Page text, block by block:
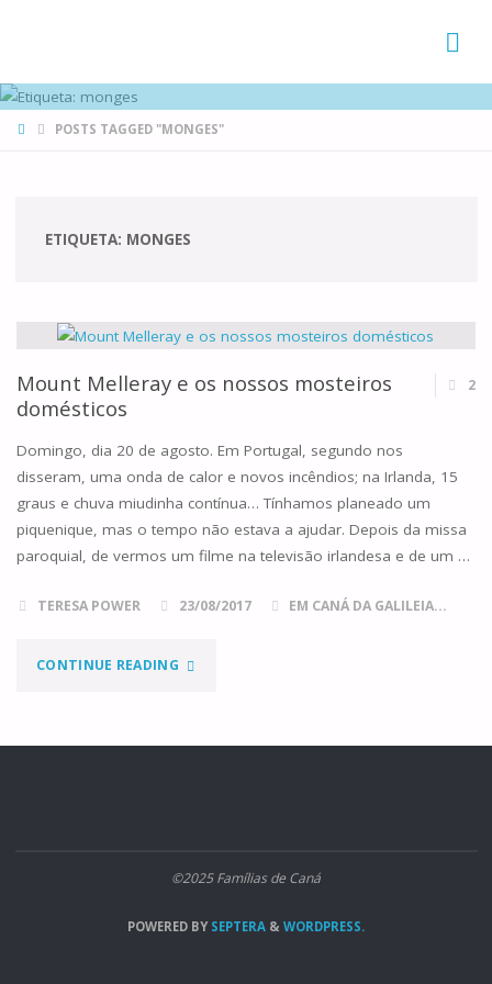
HOMEPOSTS TAGGED "MONGES"
ETIQUETA: MONGES
Mount Melleray e os nossos mosteiros
domésticos
2
Domingo, dia 20 de agosto. Em Portugal, segundo nos
disseram, uma onda de calor e novos incêndios; na Irlanda, 15
graus e chuva miudinha contínua… Tínhamos planeado um
piquenique, mas o tempo não estava a ajudar. Depois da missa
paroquial, de vermos um filme na televisão irlandesa e de um …
TERESA POWER 23/08/2017 EM CANÁ DA GALILEIA...
CONTINUE READING"MOUNT
E
MOSTEIROS
DOMÉSTICOS"
©2025 Famílias de Caná
POWERED BYSEPTERA & WORDPRESS.